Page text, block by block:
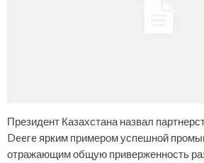
Президент Казахстана назвал
Deere ярким примером успешной
отражающим общую приверженность